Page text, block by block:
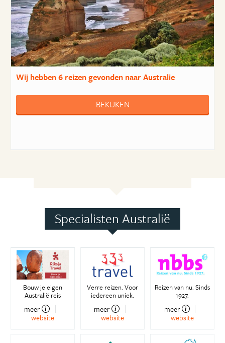
Wij hebben6 reizengevonden naar Australie
BEKIJKEN
Specialisten Australië
Bouw je eigen
Australië reis
meer
website
Verre reizen. Voor
iedereen uniek.
meer
website
Reizen van nu. Sinds
1927.
meer
website